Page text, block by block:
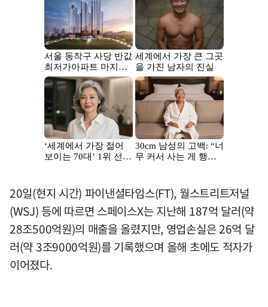
20일(현지 시간) 파이낸셜타임스(FT), 월스트리트저널
(WSJ) 등에 따르면 스페이스X는 지난해 187억 달러(약
28조500억원)의 매출을 올렸지만, 영업손실은 26억 달
러(약 3조9000억원)를 기록했으며 올해 초에도 적자가
이어졌다.